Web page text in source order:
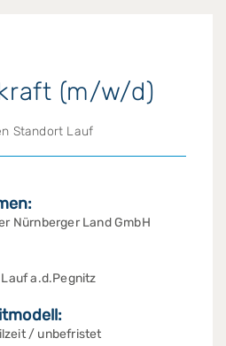
(m/w/d)
Standort Lauf
Nürnberger Land GmbH
a.d.Pegnitz
/ unbefristet